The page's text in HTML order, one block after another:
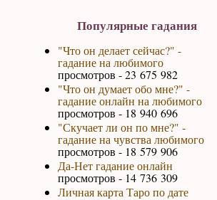
Популярные гадания
"Что он делает сейчас?" -
гадание на любимого
просмотров - 23 675 982
"Что он думает обо мне?" -
гадание онлайн на любимого
просмотров - 18 940 696
"Скучает ли он по мне?" -
гадание на чувства любимого
просмотров - 18 579 906
Да-Нет гадание онлайн
просмотров - 14 736 309
Личная карта Таро по дате